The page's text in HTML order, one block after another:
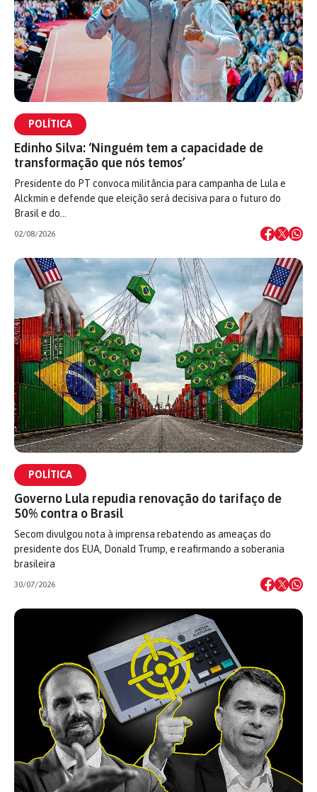
POLÍTICA
Edinho Silva: ‘Ninguém tem a capacidade de
transformação que nós temos’
Presidente do PT convoca militância para campanha de Lula e
Alckmin e defende que eleição será decisiva para o futuro do
Brasil e do…
02/08/2026
POLÍTICA
Governo Lula repudia renovação do tarifaço de
50% contra o Brasil
Secom divulgou nota à imprensa rebatendo as ameaças do
presidente dos EUA, Donald Trump, e reafirmando a soberania
brasileira
30/07/2026